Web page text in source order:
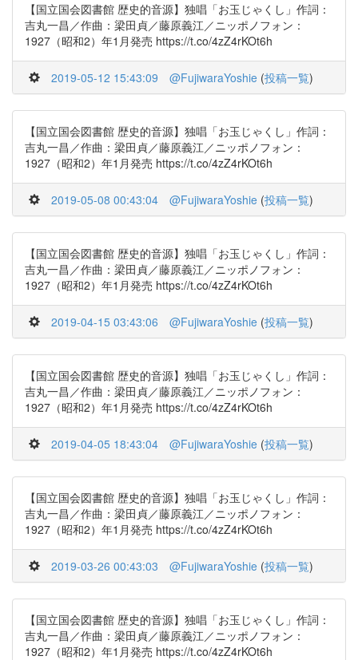
【国立国会図書館 歴史的音源】独唱「お玉じゃくし」作詞：
吉丸一昌／作曲：梁田貞／藤原義江／ニッポノフォン：
1927（昭和2）年1月発売 https://t.co/4zZ4rKOt6h
2019-05-12 15:43:09 @FujiwaraYoshie (投稿一覧)
【国立国会図書館 歴史的音源】独唱「お玉じゃくし」作詞：
吉丸一昌／作曲：梁田貞／藤原義江／ニッポノフォン：
1927（昭和2）年1月発売 https://t.co/4zZ4rKOt6h
2019-05-08 00:43:04 @FujiwaraYoshie (投稿一覧)
【国立国会図書館 歴史的音源】独唱「お玉じゃくし」作詞：
吉丸一昌／作曲：梁田貞／藤原義江／ニッポノフォン：
1927（昭和2）年1月発売 https://t.co/4zZ4rKOt6h
2019-04-15 03:43:06 @FujiwaraYoshie (投稿一覧)
【国立国会図書館 歴史的音源】独唱「お玉じゃくし」作詞：
吉丸一昌／作曲：梁田貞／藤原義江／ニッポノフォン：
1927（昭和2）年1月発売 https://t.co/4zZ4rKOt6h
2019-04-05 18:43:04 @FujiwaraYoshie (投稿一覧)
【国立国会図書館 歴史的音源】独唱「お玉じゃくし」作詞：
吉丸一昌／作曲：梁田貞／藤原義江／ニッポノフォン：
1927（昭和2）年1月発売 https://t.co/4zZ4rKOt6h
2019-03-26 00:43:03 @FujiwaraYoshie (投稿一覧)
【国立国会図書館 歴史的音源】独唱「お玉じゃくし」作詞：
吉丸一昌／作曲：梁田貞／藤原義江／ニッポノフォン：
1927（昭和2）年1月発売 https://t.co/4zZ4rKOt6h